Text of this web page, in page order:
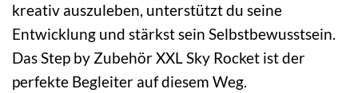
kreativ auszuleben, unterstützt du seine
Entwicklung und stärkst sein Selbstbewusstsein.
Das Step by Zubehör XXL Sky Rocket ist der
perfekte Begleiter auf diesem Weg.